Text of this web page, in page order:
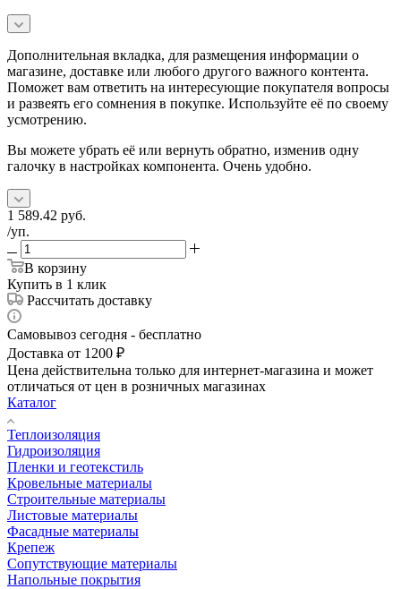
Дополнительная вкладка, для размещения информации о
магазине, доставке или любого другого важного контента.
Поможет вам ответить на интересующие покупателя вопросы
и развеять его сомнения в покупке. Используйте её по своему
усмотрению.
Вы можете убрать её или вернуть обратно, изменив одну
галочку в настройках компонента. Очень удобно.
1 589.42 руб.
/уп.
В корзину
Купить в 1 клик
Рассчитать доставку
Самовывоз сегодня - бесплатно
Доставка от 1200 ₽
Цена действительна только для интернет-магазина и может
отличаться от цен в розничных магазинах
Каталог
Теплоизоляция
Гидроизоляция
Пленки и геотекстиль
Кровельные материалы
Строительные материалы
Листовые материалы
Фасадные материалы
Крепеж
Сопутствующие материалы
Напольные покрытия